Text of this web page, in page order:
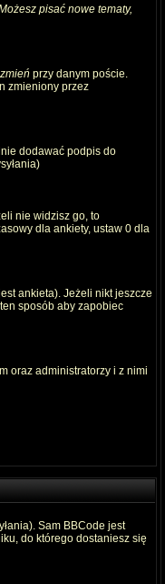
pisać nowe tematy,
zmień przy danym poście.
zmieniony przez
dodawać podpis do
nie widzisz go, to
dla ankiety, ustaw 0 dla
ankieta). Jeżeli nikt jeszcze
sposób aby zapobiec
oraz administratorzy i z nimi
Sam BBCode jest
do którego dostaniesz się